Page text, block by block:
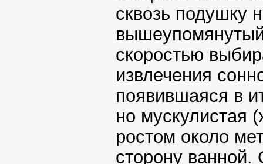
сквозь подушку
скоростью
извлечения
появившаяся в
но мускулистая
ростом около
сторону ванной.